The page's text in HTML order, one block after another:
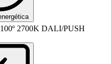
2700K DALI/PUSH